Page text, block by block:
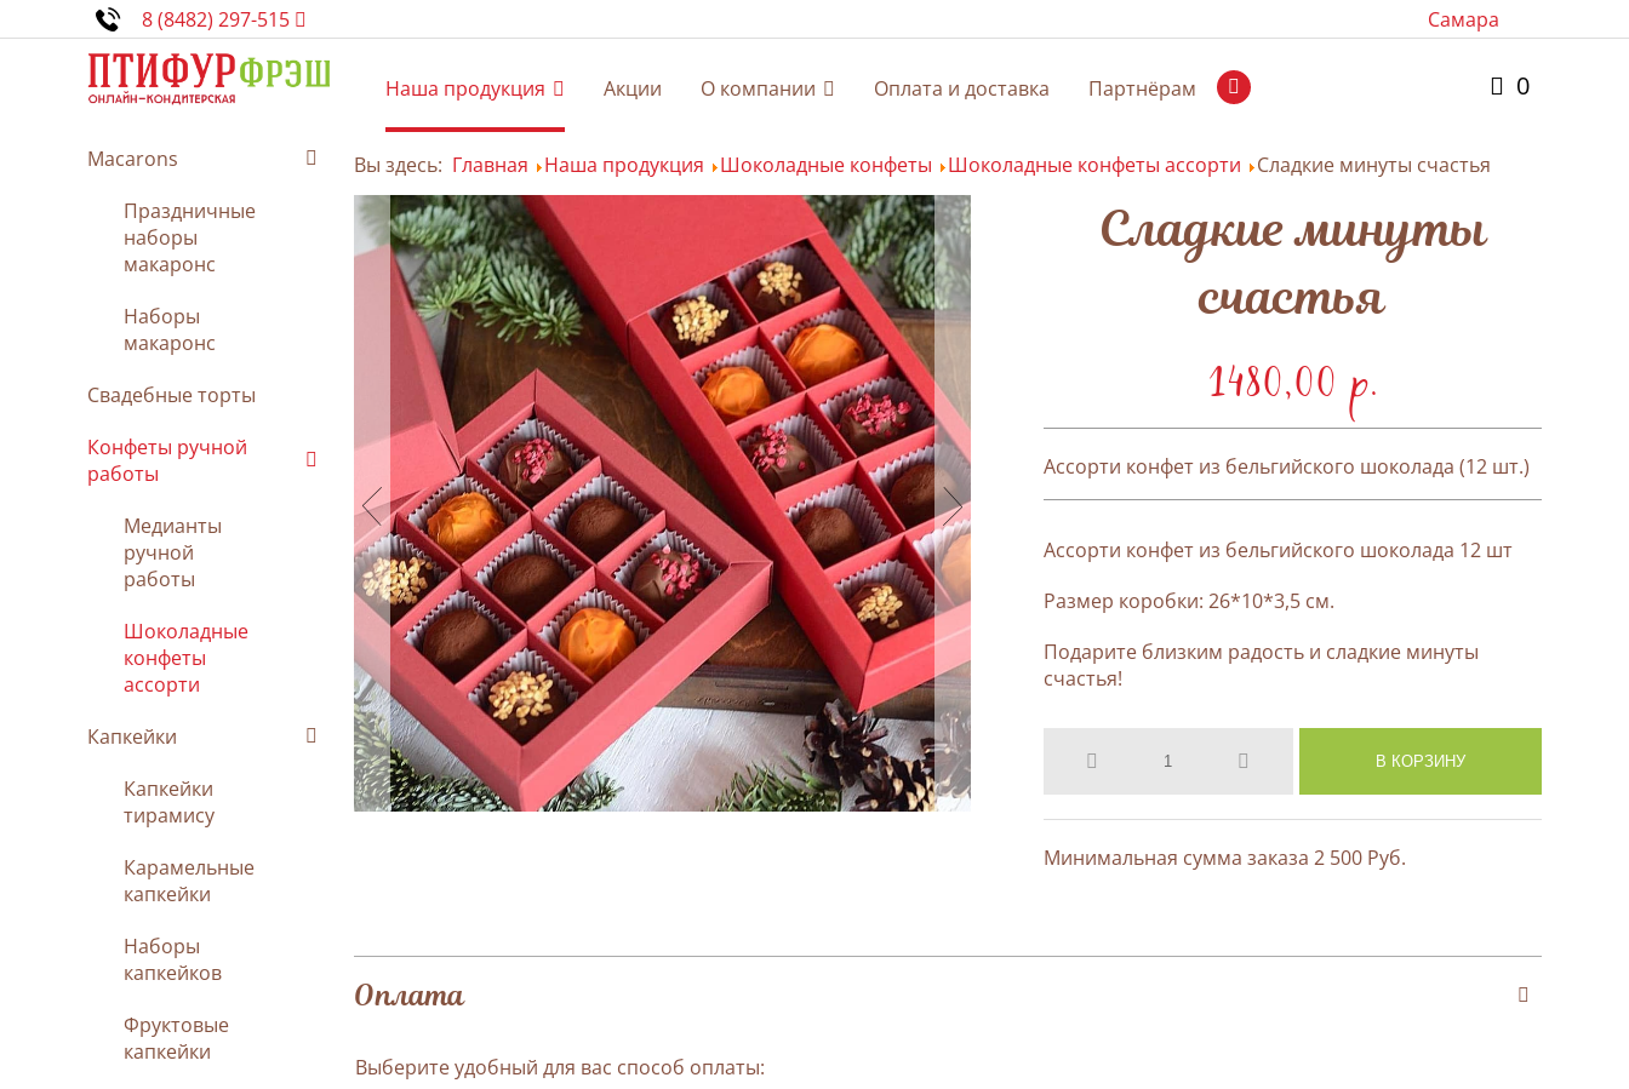
8 (8482) 297-515 Самара
Наша продукция Акции О компании Оплата и доставка Партнёрам 0
Macarons
Праздничные
наборы
макаронс
Наборы
макаронс
Свадебные торты
Конфеты ручной
работы
Медианты
ручной
работы
Шоколадные
конфеты
ассорти
Капкейки
Капкейки
тирамису
Карамельные
капкейки
Наборы
капкейков
Фруктовые
капкейки
Вы здесь: Главная Наша продукция Шоколадные конфеты Шоколадные конфеты ассорти Сладкие минуты счастья
Сладкие минуты
счастья
1480,00 p.
Ассорти конфет из бельгийского шоколада (12 шт.)
Ассорти конфет из бельгийского шоколада 12 шт
Размер коробки: 26*10*3,5 см.
Подарите близким радость и сладкие минуты
счастья!
Минимальная сумма заказа 2 500 Руб.
Оплата
Выберите удобный для вас способ оплаты: